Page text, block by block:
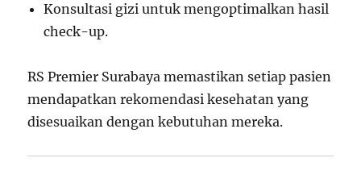
Konsultasi gizi untuk mengoptimalkan hasil
check-up.
RS Premier Surabaya memastikan setiap pasien
mendapatkan rekomendasi kesehatan yang
disesuaikan dengan kebutuhan mereka.